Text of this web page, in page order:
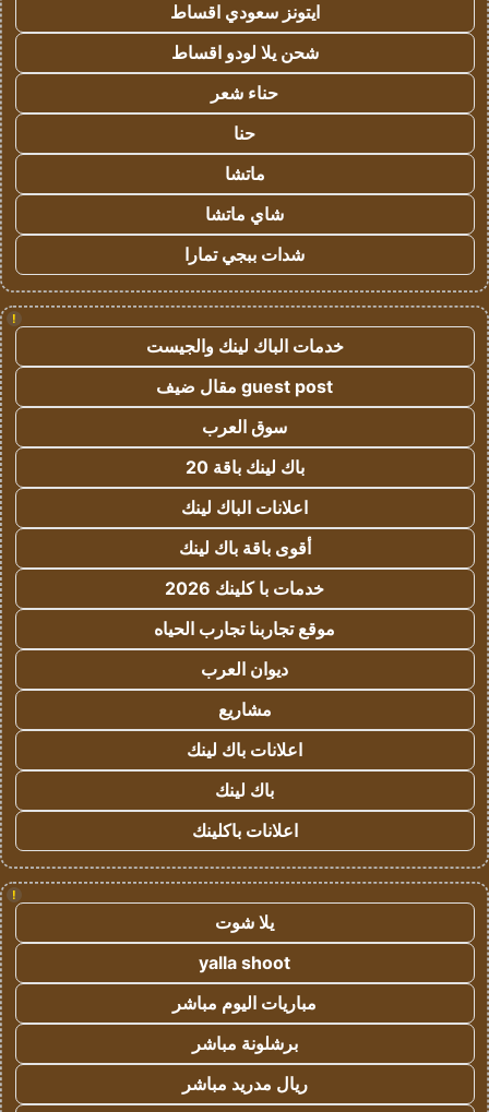
ايتونز سعودي اقساط
شحن يلا لودو اقساط
حناء شعر
حنا
ماتشا
شاي ماتشا
شدات ببجي تمارا
!
خدمات الباك لينك والجيست
guest post مقال ضيف
سوق العرب
باك لينك باقة 20
اعلانات الباك لينك
أقوى باقة باك لينك
خدمات با كلينك 2026
موقع تجاربنا تجارب الحياه
ديوان العرب
مشاريع
اعلانات باك لينك
باك لينك
اعلانات باكلينك
!
يلا شوت
yalla shoot
مباريات اليوم مباشر
برشلونة مباشر
ريال مدريد مباشر